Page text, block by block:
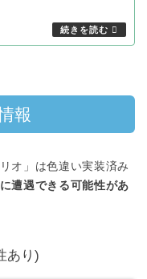
報
オ」は色違い実装済み
遭遇できる可能性があ
あり)